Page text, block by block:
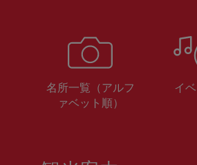
名所一覧（アルフ
ァベット順）
イ